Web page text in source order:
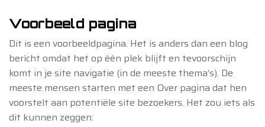
Voorbeeld pagina
Dit is een voorbeeldpagina. Het is anders dan een blog
bericht omdat het op één plek blijft en tevoorschijn
komt in je site navigatie (in de meeste thema’s). De
meeste mensen starten met een Over pagina dat hen
voorstelt aan potentiële site bezoekers. Het zou iets als
dit kunnen zeggen: